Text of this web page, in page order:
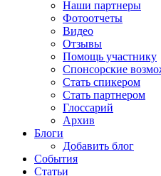
Наши партнеры
Фотоотчеты
Видео
Отзывы
Помощь участнику
Спонсорские
Стать спикером
Стать партнером
Глоссарий
Архив
Блоги
Добавить блог
События
Статьи